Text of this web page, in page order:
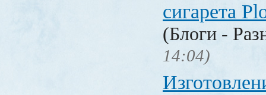
сигарета
(Блоги -
14:04)